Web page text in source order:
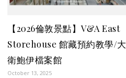
【2026倫敦景點】V&A East
Storehouse 館藏預約教學/大
衛鮑伊檔案館
October 13, 2025